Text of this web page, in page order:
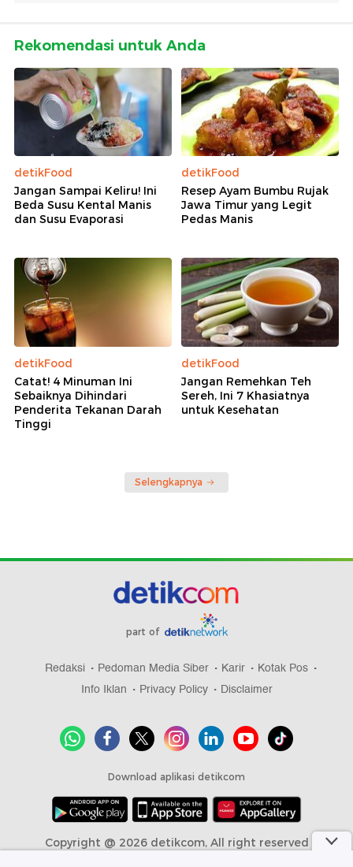
Rekomendasi untuk Anda
detikFood
Jangan Sampai Keliru! Ini
Beda Susu Kental Manis
dan Susu Evaporasi
detikFood
Resep Ayam Bumbu Rujak
Jawa Timur yang Legit
Pedas Manis
detikFood
Catat! 4 Minuman Ini
Sebaiknya Dihindari
Penderita Tekanan Darah
Tinggi
detikFood
Jangan Remehkan Teh
Sereh, Ini 7 Khasiatnya
untuk Kesehatan
Selengkapnya
part of
Redaksi Pedoman Media Siber Karir
Kotak Pos
Info Iklan
Privacy Policy Disclaimer
Download aplikasi detikcom
Copyright @ 2026 detikcom, All right reserved